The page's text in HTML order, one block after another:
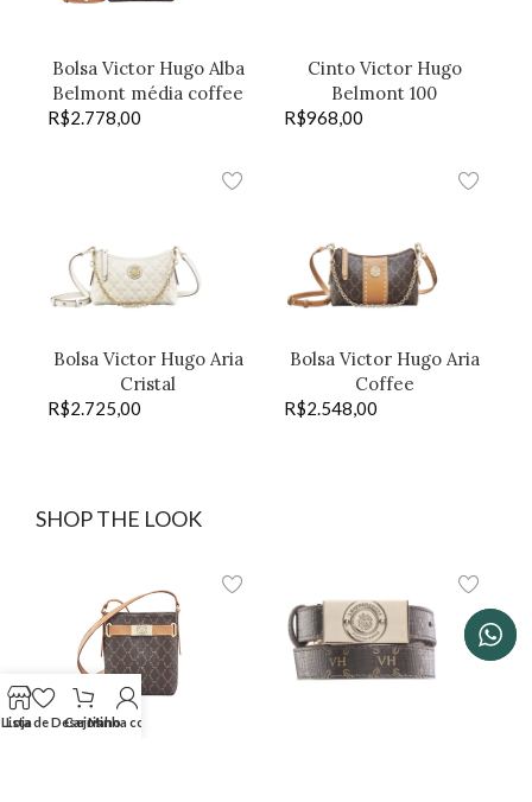
Bolsa Victor Hugo Alba
Belmont média coffee
R$2.778,00
Cinto Victor Hugo
Belmont 100
R$968,00
Bolsa Victor Hugo Aria
Cristal
R$2.725,00
Bolsa Victor Hugo Aria
Coffee
R$2.548,00
SHOP THE LOOK
Loja
Lista de Desejos
Carrinho
Minha conta